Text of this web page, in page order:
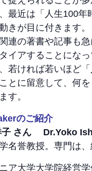
最近は「人生100
きが目に付きます。
連の著書や記事も
イアすることにな
若ければ若いほど
とに留意して、何
す。
のご紹介
子 さん Dr.Yoko
名誉教授。専門は
ア大学大学院経営